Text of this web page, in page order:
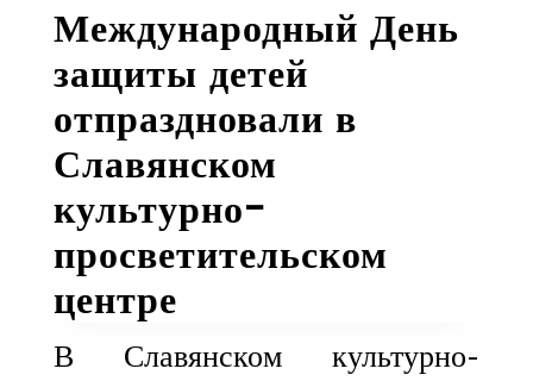
Международный День
защиты детей
отпраздновали в
Славянском
культурно-
просветительском
центре
В Славянском культурно-